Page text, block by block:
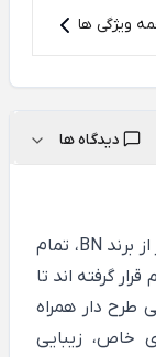
ویژگی ها
دیدگاه ها
در کاتالوگ کاغذدیواری مدرن-کلاسیک بازار از برند BN، تمام
گرفته اند تا
طرح دار همراه
خاص، زیبایی